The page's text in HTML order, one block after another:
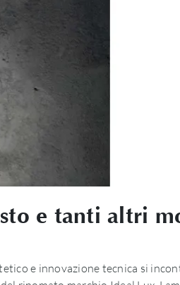
e tanti altri
e innovazione tecnica si